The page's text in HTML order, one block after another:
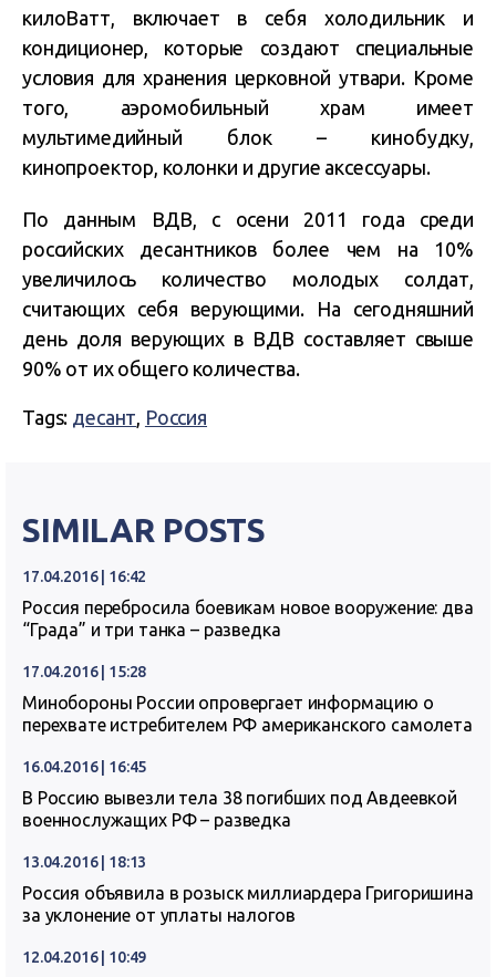
килоВатт, включает в себя холодильник и
кондиционер, которые создают специальные
условия для хранения церковной утвари. Кроме
того, аэромобильный храм имеет
мультимедийный блок – кинобудку,
кинопроектор, колонки и другие аксессуары.
По данным ВДВ, с осени 2011 года среди
российских десантников более чем на 10%
увеличилось количество молодых солдат,
считающих себя верующими. На сегодняшний
день доля верующих в ВДВ составляет свыше
90% от их общего количества.
Tags: десант, Россия
SIMILAR POSTS
17.04.2016 | 16:42
Россия перебросила боевикам новое вооружение: два
“Града” и три танка – разведка
17.04.2016 | 15:28
Минобороны России опровергает информацию о
перехвате истребителем РФ американского самолета
16.04.2016 | 16:45
В Россию вывезли тела 38 погибших под Авдеевкой
военнослужащих РФ – разведка
13.04.2016 | 18:13
Россия объявила в розыск миллиардера Григоришина
за уклонение от уплаты налогов
12.04.2016 | 10:49